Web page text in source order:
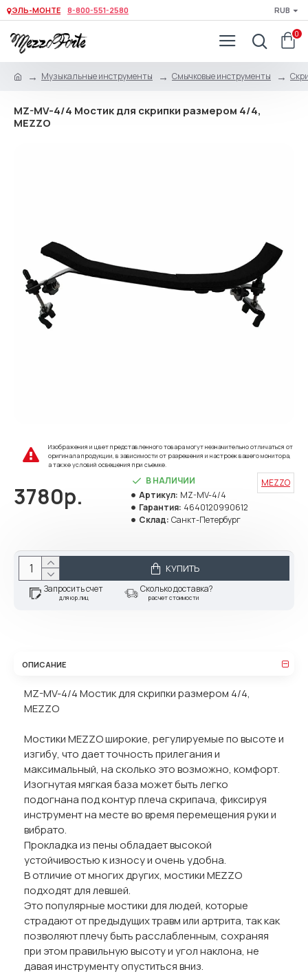
ЭЛЬ-МОНТЕ 8-800-551-2580 RUB
0
Музыкальные инструменты Смычковые инструменты
MZ-MV-4/4 Мостик для скрипки размером 4/4,
MEZZO
Изображения и цвет представленного товара могут незначительно отличаться от
оригинала продукции, в зависимости от разрешения и настроек вашего монитора,
а также условий освещения при съемке.
3780р.
В НАЛИЧИИ
Артикул: MZ-MV-4/4
Гарантия: 4640120990612
Склад: Санкт-Петербург
MEZZO
КУПИТЬ
Запросить счет
для юр.лиц
Сколько доставка?
расчет стоимости
ОПИСАНИЕ
MZ-MV-4/4 Мостик для скрипки размером 4/4,
MEZZO
Мостики MEZZO широкие, регулируемые по высоте и
изгибу, что дает точность прилегания и
максимальный, на сколько это возможно, комфорт.
Изогнутая мягкая база может быть легко
подогнана под контур плеча скрипача, фиксируя
инструмент на месте во время перемещения руки и
вибрато.
Прокладка из пены обладает высокой
устойчивостью к износу и очень удобна.
В отличие от многих других, мостики MEZZO
подходят для левшей.
Это популярные мостики для людей, которые
страдают от предыдущих травм или артрита, так как
позволяют плечу быть расслабленным, сохраняя
при этом правильную высоту и угол наклона, не
давая инструменту опуститься вниз.